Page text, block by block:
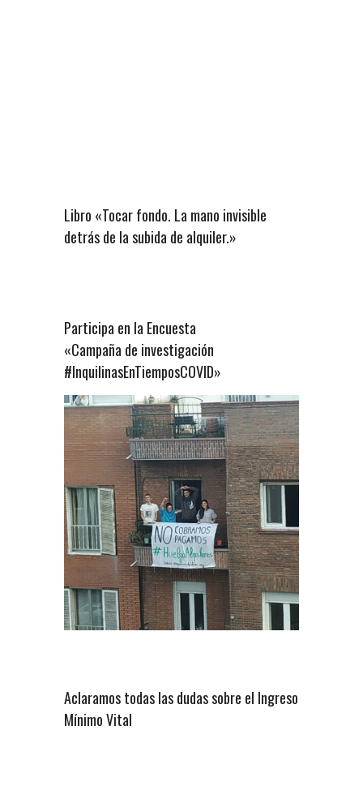
Libro «Tocar fondo. La mano invisible
detrás de la subida de alquiler.»
Participa en la Encuesta
«Campaña de investigación
#InquilinasEnTiemposCOVID»
Aclaramos todas las dudas sobre el Ingreso
Mínimo Vital